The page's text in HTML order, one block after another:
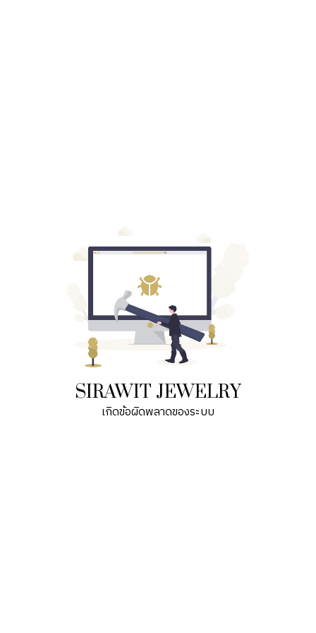
SIRAWIT JEWELRY
เกิดข้อผิดพลาดของระบบ